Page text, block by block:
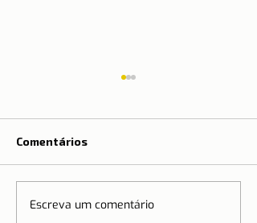
🌍 Turismo em alta:
Comentários
Escreva um comentário